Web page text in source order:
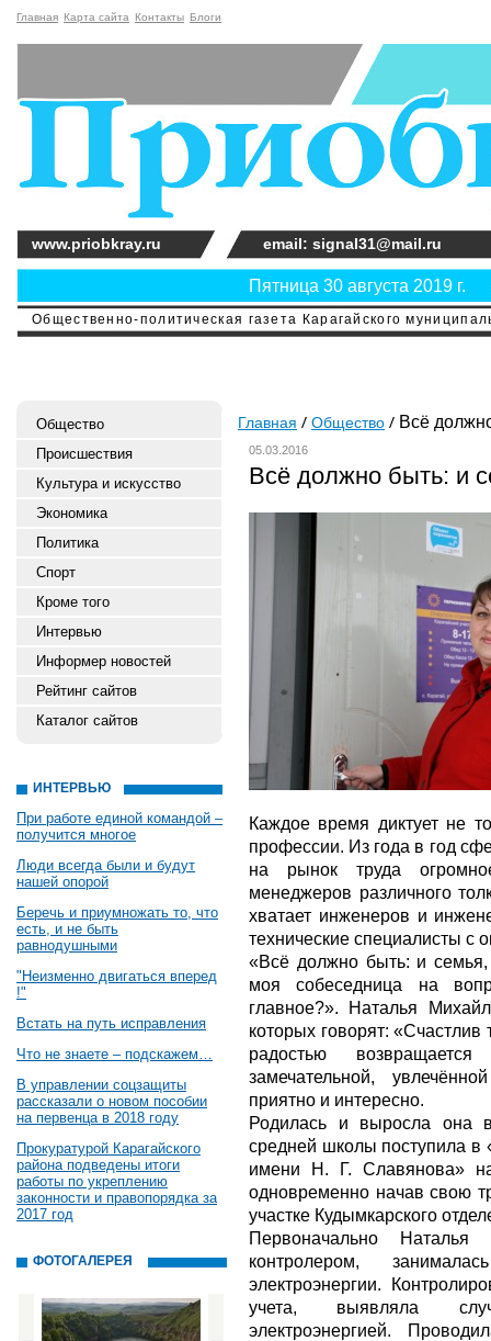
Главная Карта сайта Контакты Блоги
Общественно-политическая газета Карагайского
Пятница 30 августа 2019 г.
www.priobkray.ru email: signal31@mail.ru
Общество
Происшествия
Культура и искусство
Экономика
Политика
Спорт
Кроме того
Интервью
Информер новостей
Рейтинг сайтов
Каталог сайтов
ИНТЕРВЬЮ
При работе единой командой –
получится многое
Люди всегда были и будут
нашей опорой
Беречь и приумножать то, что
есть, и не быть
равнодушными
"Неизменно двигаться вперед
!"
Встать на путь исправления
Что не знаете – подскажем…
В управлении соцзащиты
рассказали о новом пособии
на первенца в 2018 году
Прокуратурой Карагайского
района подведены итоги
работы по укреплению
законности и правопорядка за
2017 год
ФОТОГАЛЕРЕЯ
Главная Общество Всё
05.03.2016
Всё должно быть: и
Каждое время диктует не
профессии. Из года в год
на рынок труда
менеджеров различного
хватает инженеров и
технические специалисты с
«Всё должно быть: и
моя собеседница на
главное?». Наталья
которых говорят: «Счастлив
радостью
замечательной,
приятно и интересно.
Родилась и выросла она
средней школы поступила в
имени Н. Г. Славянова» на
одновременно начав свою
участке Кудымкарского
Первоначально
контролером,
электроэнергии.
учета, выявляла
электроэнергией.